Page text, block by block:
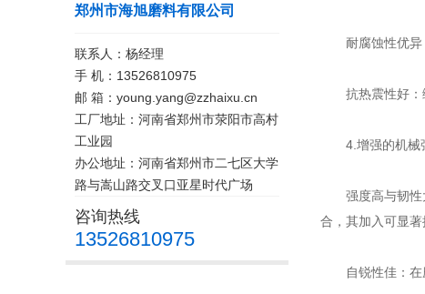
郑州市海旭磨料有限公司
联系人：杨经理
手 机：13526810975
邮 箱：young.yang@zzhaixu.cn
工厂地址：河南省郑州市荥阳市高村
工业园
办公地址：河南省郑州市二七区大学
路与嵩山路交叉口亚星时代广场
咨询热线
13526810975
耐腐蚀性优异：
抗热震性好：绿
4.增强的机械
强度高与韧性大
合，其加入可显著
自锐性佳：在